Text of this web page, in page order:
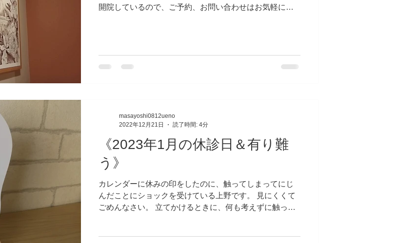
開院しているので、ご予約、お問い合わせはお気軽に公
《2023年1月の休診日＆有り難
う》
カレンダーに休みの印をしたのに、触ってしまってにじ
んだことにショックを受けている上野です。 見にくくて
ごめんなさい。 立てかけるときに、何も考えずに触って
masayoshi0812ueno
2022年12月21日
読了時間: 4分